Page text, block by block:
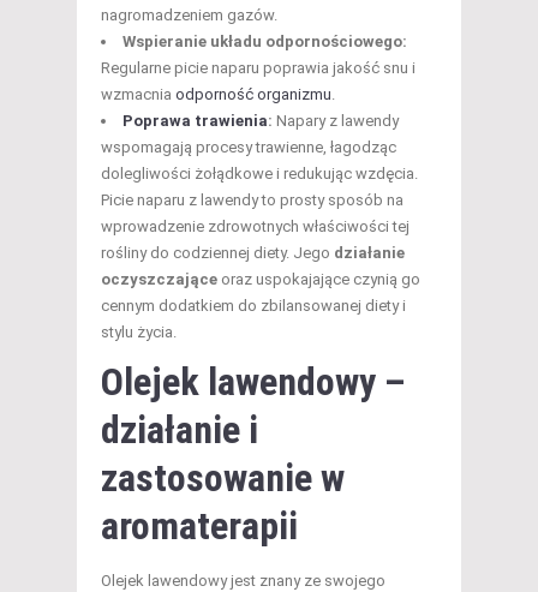
nagromadzeniem gazów.
Wspieranie układu odpornościowego:
Regularne picie naparu poprawia jakość snu i
wzmacnia odporność organizmu.
Poprawa trawienia: Napary z lawendy
wspomagają procesy trawienne, łagodząc
dolegliwości żołądkowe i redukując wzdęcia.
Picie naparu z lawendy to prosty sposób na
wprowadzenie zdrowotnych właściwości tej
rośliny do codziennej diety. Jego działanie
oczyszczające oraz uspokajające czynią go
cennym dodatkiem do zbilansowanej diety i
stylu życia.
Olejek lawendowy –
działanie i
zastosowanie w
aromaterapii
Olejek lawendowy jest znany ze swojego